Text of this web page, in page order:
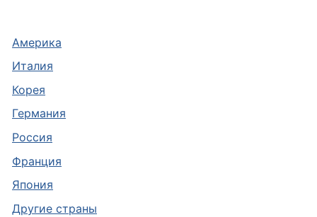
Америка
Италия
Корея
Германия
Россия
Франция
Япония
Другие страны